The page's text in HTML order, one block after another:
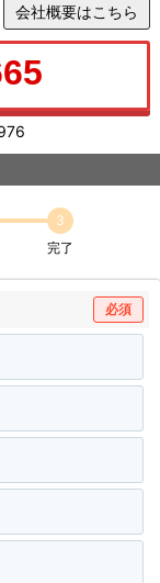
会社概要はこちら
3
完了
必須